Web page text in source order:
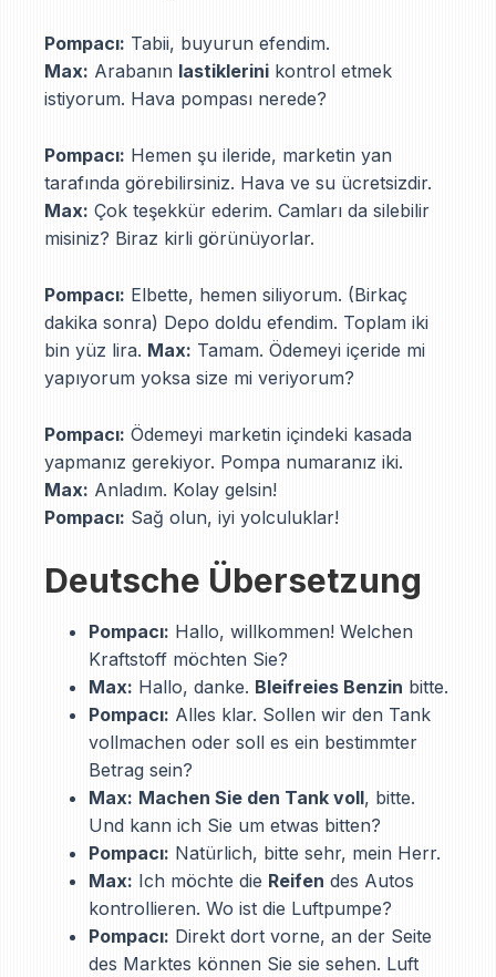
Pompacı: Tabii, buyurun efendim.
Max: Arabanın lastiklerini kontrol etmek
istiyorum. Hava pompası nerede?
Pompacı: Hemen şu ileride, marketin yan
tarafında görebilirsiniz. Hava ve su ücretsizdir.
Max: Çok teşekkür ederim. Camları da silebilir
misiniz? Biraz kirli görünüyorlar.
Pompacı: Elbette, hemen siliyorum. (Birkaç
dakika sonra) Depo doldu efendim. Toplam iki
bin yüz lira. Max: Tamam. Ödemeyi içeride mi
yapıyorum yoksa size mi veriyorum?
Pompacı: Ödemeyi marketin içindeki kasada
yapmanız gerekiyor. Pompa numaranız iki.
Max: Anladım. Kolay gelsin!
Pompacı: Sağ olun, iyi yolculuklar!
Deutsche Übersetzung
Pompacı: Hallo, willkommen! Welchen
Kraftstoff möchten Sie?
Max: Hallo, danke. Bleifreies Benzin bitte.
Pompacı: Alles klar. Sollen wir den Tank
vollmachen oder soll es ein bestimmter
Betrag sein?
Max: Machen Sie den Tank voll, bitte.
Und kann ich Sie um etwas bitten?
Pompacı: Natürlich, bitte sehr, mein Herr.
Max: Ich möchte die Reifen des Autos
kontrollieren. Wo ist die Luftpumpe?
Pompacı: Direkt dort vorne, an der Seite
des Marktes können Sie sie sehen. Luft